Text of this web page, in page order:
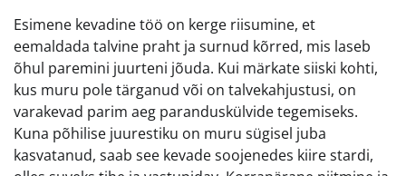
Esimene kevadine töö on kerge riisumine, et
eemaldada talvine praht ja surnud kõrred, mis laseb
õhul paremini juurteni jõuda. Kui märkate siiski kohti,
kus muru pole tärganud või on talvekahjustusi, on
varakevad parim aeg paranduskülvide tegemiseks.
Kuna põhilise juurestiku on muru sügisel juba
kasvatanud, saab see kevade soojenedes kiire stardi,